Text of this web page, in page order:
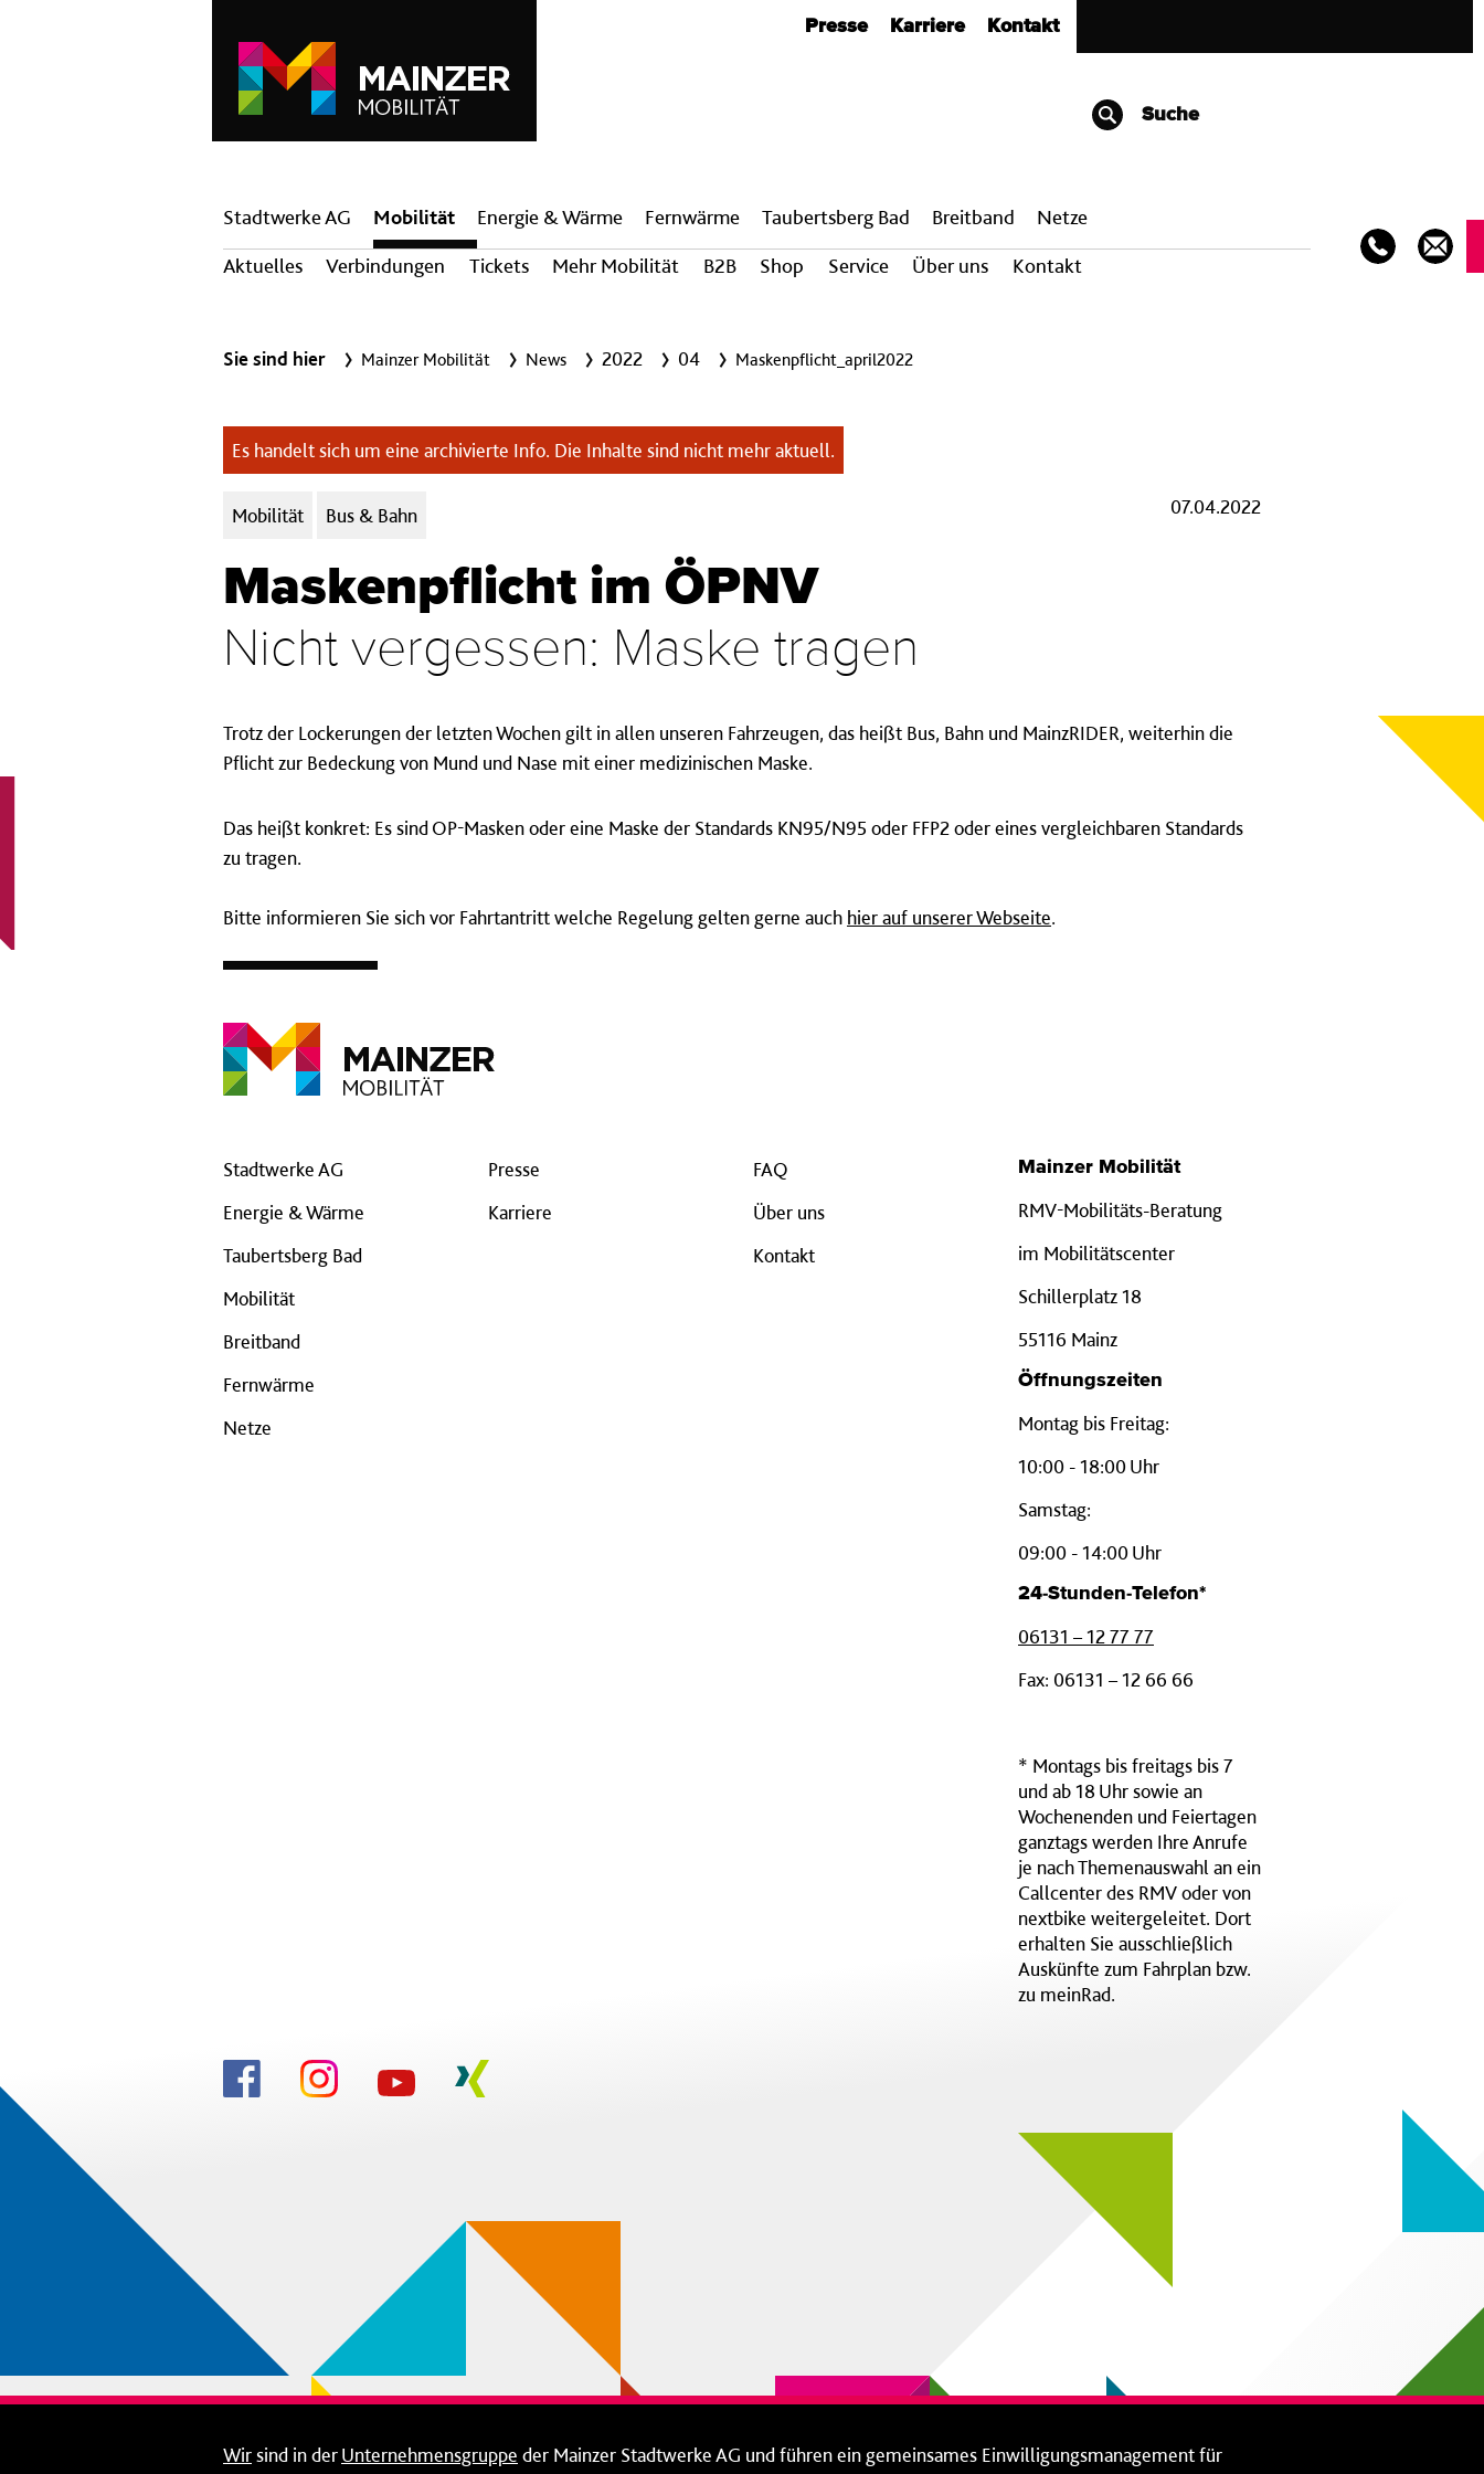
Presse Karriere Kontakt
Suche
Hauptnavigation
Stadtwerke AG
Mobilität
Aktuelles
Verbindungen Tickets Mehr Mobilität B2B Shop Service Über uns Kontakt
Energie & Wärme Fern­wärme Taubertsberg Bad Breit­band Netze
Sie sind hier Mainzer Mobilität News 2022 04 Maskenpflicht_april2022
Es handelt sich um eine archivierte Info. Die Inhalte sind nicht mehr aktuell.
Kategorien:
Mobilität Bus & Bahn 07.04.2022
Maskenpflicht im ÖPNV
Nicht vergessen: Maske tragen
Trotz der Lockerungen der letzten Wochen gilt in allen unseren Fahrzeugen, das heißt Bus, Bahn und MainzRIDER, weiterhin die
Pflicht zur Bedeckung von Mund und Nase mit einer medizinischen Maske.
Das heißt konkret: Es sind OP-Masken oder eine Maske der Standards KN95/N95 oder FFP2 oder eines vergleichbaren Standards
zu tragen.
Bitte informieren Sie sich vor Fahrtantritt welche Regelung gelten gerne auch hier auf unserer Webseite.
Stadtwerke AG
Energie & Wärme
Taubertsberg Bad
Mobilität
Breitband
Fernwärme
Netze
Presse
Karriere
FAQ
Über uns
Kontakt
Mainzer Mobilität
RMV-Mobilitäts-Beratung
im Mobilitätscenter
Schillerplatz 18
55116 Mainz
Öffnungszeiten
Montag bis Freitag:
10:00 - 18:00 Uhr
Samstag:
09:00 - 14:00 Uhr
24-Stunden-Telefon*
06131 – 12 77 77
Fax: 06131 – 12 66 66
* Montags bis freitags bis 7
und ab 18 Uhr sowie an
Wochenenden und Feiertagen
ganztags werden Ihre Anrufe
je nach Themenauswahl an ein
Callcenter des RMV oder von
nextbike weitergeleitet. Dort
erhalten Sie ausschließlich
Auskünfte zum Fahrplan bzw.
zu meinRad.
Wirsind in derUnternehmensgruppe der Mainzer Stadtwerke AG und führen ein gemeinsames Einwilligungsmanagement für